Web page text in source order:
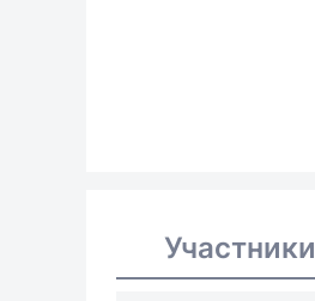
Участники